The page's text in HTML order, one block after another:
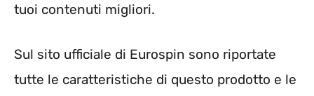
tuoi contenuti migliori.
Sul sito ufficiale di Eurospin sono riportate
tutte le caratteristiche di questo prodotto e le